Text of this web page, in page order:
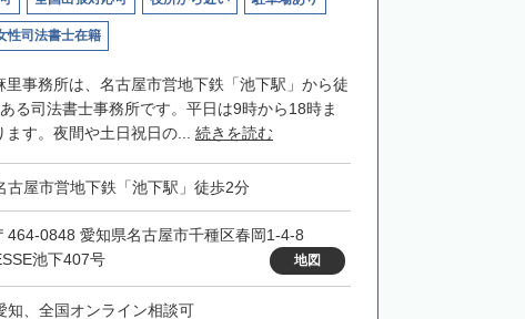
性司法書士在籍
里事務所は、名古屋市営地下鉄「池下駅」から徒
る司法書士事務所です。平日は9時から18時ま
ます。夜間や土日祝日の... 続きを読む
古屋市営地下鉄「池下駅」徒歩2分
464-0848 愛知県名古屋市千種区春岡1-4-8
池下407号
地図
知、全国オンライン相談可